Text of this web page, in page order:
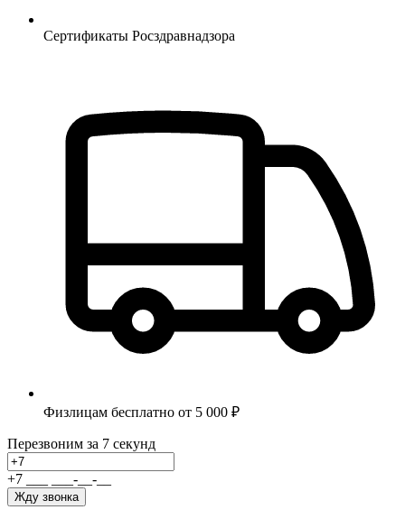
Сертификаты Росздравнадзора
Физлицам бесплатно от 5 000 ₽
Перезвоним за 7 секунд
+7 - -
Жду звонка